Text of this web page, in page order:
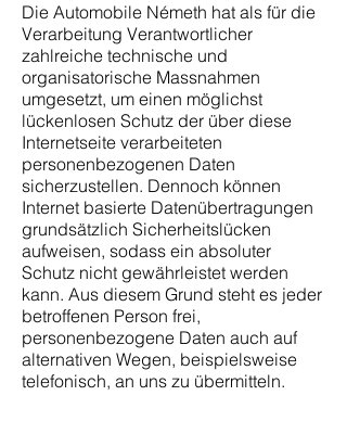
Die Automobile Németh hat als für die
Verarbeitung Verantwortlicher
zahlreiche technische und
organisatorische Massnahmen
umgesetzt, um einen möglichst
lückenlosen Schutz der über diese
Internetseite verarbeiteten
personenbezogenen Daten
sicherzustellen. Dennoch können
Internet basierte Datenübertragungen
grundsätzlich Sicherheitslücken
aufweisen, sodass ein absoluter
Schutz nicht gewährleistet werden
kann. Aus diesem Grund steht es jeder
betroffenen Person frei,
personenbezogene Daten auch auf
alternativen Wegen, beispielsweise
telefonisch, an uns zu übermitteln.